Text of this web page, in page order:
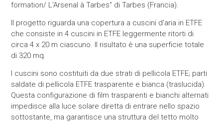
formation/ L'Arsenal à Tarbes" di Tarbes (Francia).
Il progetto riguarda una copertura a cuscini d'aria in ETFE
che consiste in 4 cuscini in ETFE leggermente ritorti di
circa 4 x 20 m ciascuno. Il risultato è una superficie totale
di 320 mq.
I cuscini sono costituiti da due strati di pellicola ETFE; parti
saldate di pellicola ETFE trasparente e bianca (traslucida).
Questa configurazione di film trasparenti e bianchi alternati
impedisce alla luce solare diretta di entrare nello spazio
sottostante, ma garantisce una struttura del tetto molto